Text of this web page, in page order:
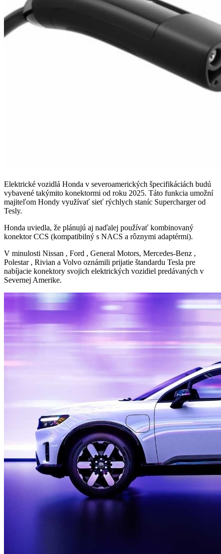
Elektrické vozidlá Honda v severoamerických špecifikáciách budú
vybavené takýmito konektormi od roku 2025. Táto funkcia umožní
majiteľom Hondy využívať sieť rýchlych staníc Supercharger od
Tesly.
Honda uviedla, že plánujú aj naďalej používať kombinovaný
konektor CCS (kompatibilný s NACS a rôznymi adaptérmi).
V minulosti Nissan , Ford , General Motors, Mercedes-Benz ,
Polestar , Rivian a Volvo oznámili prijatie štandardu Tesla pre
nabíjacie konektory svojich elektrických vozidiel predávaných v
Severnej Amerike.